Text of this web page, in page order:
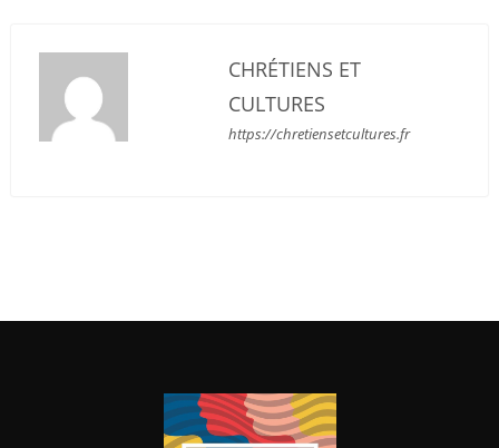
CHRÉTIENS ET
CULTURES
https://chretiensetcultures.fr